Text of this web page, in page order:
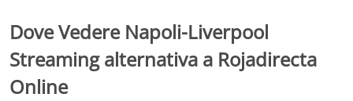
Dove Vedere Napoli-Liverpool
Streaming alternativa a Rojadirecta
Online